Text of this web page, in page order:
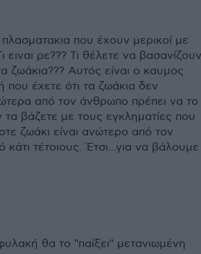
που έχουν μερικοί με
ρε??? Τι θέλετε να βασανίζουν
ζωάκια??? Αυτός είναι ο καυμος
έχετε ότι τα ζωάκια δεν
από τον άνθρωπο πρέπει να το
τα βάζετε με τους εγκληματίες που
ζωάκι είναι ανώτερο από τον
τέτοιους. Έτσι...για να βάλουμε
θα το "παίξει" μετανιωμένη